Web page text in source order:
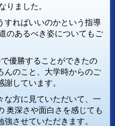
りました。
すればいいのかという指導
のあるべき姿についてもご
優勝することができたの
んのこと、大学時からのご
しています。
な方に見ていただいて、一
奥深さや面白さを感じても
させていただきます。